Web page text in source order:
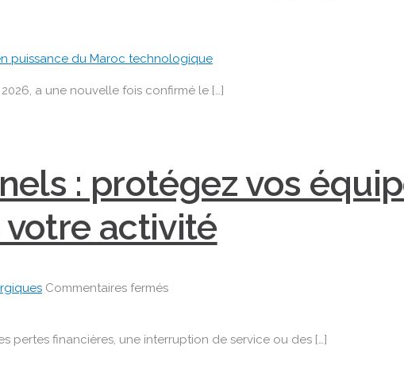
a une nouvelle fois confirmé le […]
: protégez vos
activité
Commentaires ferméssur
professionnels
financières, une interruption de service ou des […]